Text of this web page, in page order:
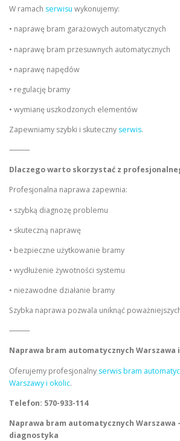
W ramach serwisu wykonujemy:
• naprawę bram garażowych automatycznych
• naprawę bram przesuwnych automatycznych
• naprawę napędów
• regulację bramy
• wymianę uszkodzonych elementów
Zapewniamy szybki i skuteczny serwis.
⸻
Dlaczego warto skorzystać z
Profesjonalna naprawa zapewnia:
• szybką diagnozę problemu
• skuteczną naprawę
• bezpieczne użytkowanie bramy
• wydłużenie żywotności systemu
• niezawodne działanie bramy
Szybka naprawa pozwala uniknąć
⸻
Naprawa bram automatycznych
Oferujemy profesjonalny serwis bram
Warszawy i okolic.
Telefon: 570-933-114
Naprawa bram automatycznych Warszawa
diagnostyka